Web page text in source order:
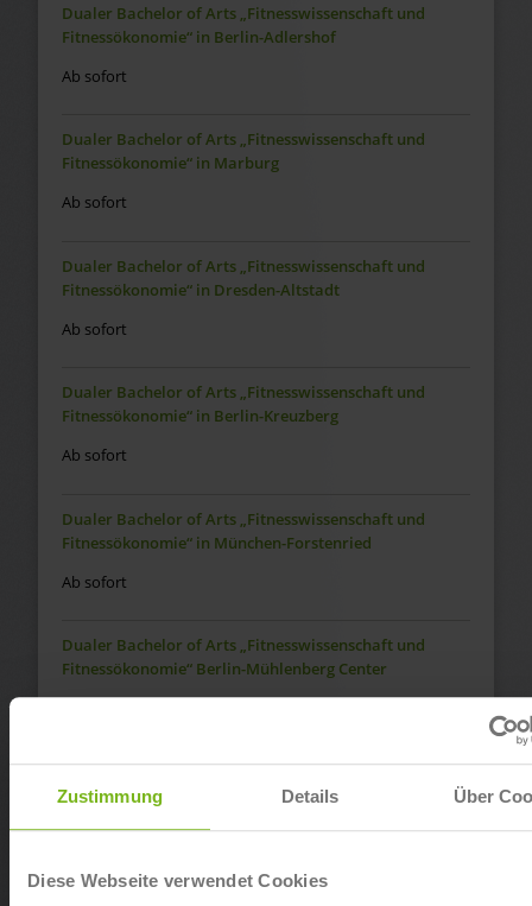
Zustimmung Details Über
Diese Webseite verwendet Cookies
Dualer Bachelor of Arts „Fitnesswissenschaft und
Fitnessökonomie“ in Berlin-Adlershof
Ab sofort
Dualer Bachelor of Arts „Fitnesswissenschaft und
Fitnessökonomie“ in Marburg
Ab sofort
Dualer Bachelor of Arts „Fitnesswissenschaft und
Fitnessökonomie“ in Dresden-Altstadt
Ab sofort
Dualer Bachelor of Arts „Fitnesswissenschaft und
Fitnessökonomie“ in Berlin-Kreuzberg
Ab sofort
Dualer Bachelor of Arts „Fitnesswissenschaft und
Fitnessökonomie“ in München-Forstenried
Ab sofort
Dualer Bachelor of Arts „Fitnesswissenschaft und
Fitnessökonomie“ Berlin-Mühlenberg Center
Dualer Bachelor of Arts „Fitnesswissenschaft und
Fitnessökonomie“ in Neumünster
Ab sofort